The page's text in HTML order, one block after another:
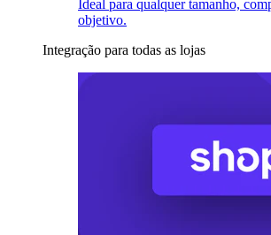
Ideal para qualquer tamanho,
objetivo.
Integração para todas as lojas